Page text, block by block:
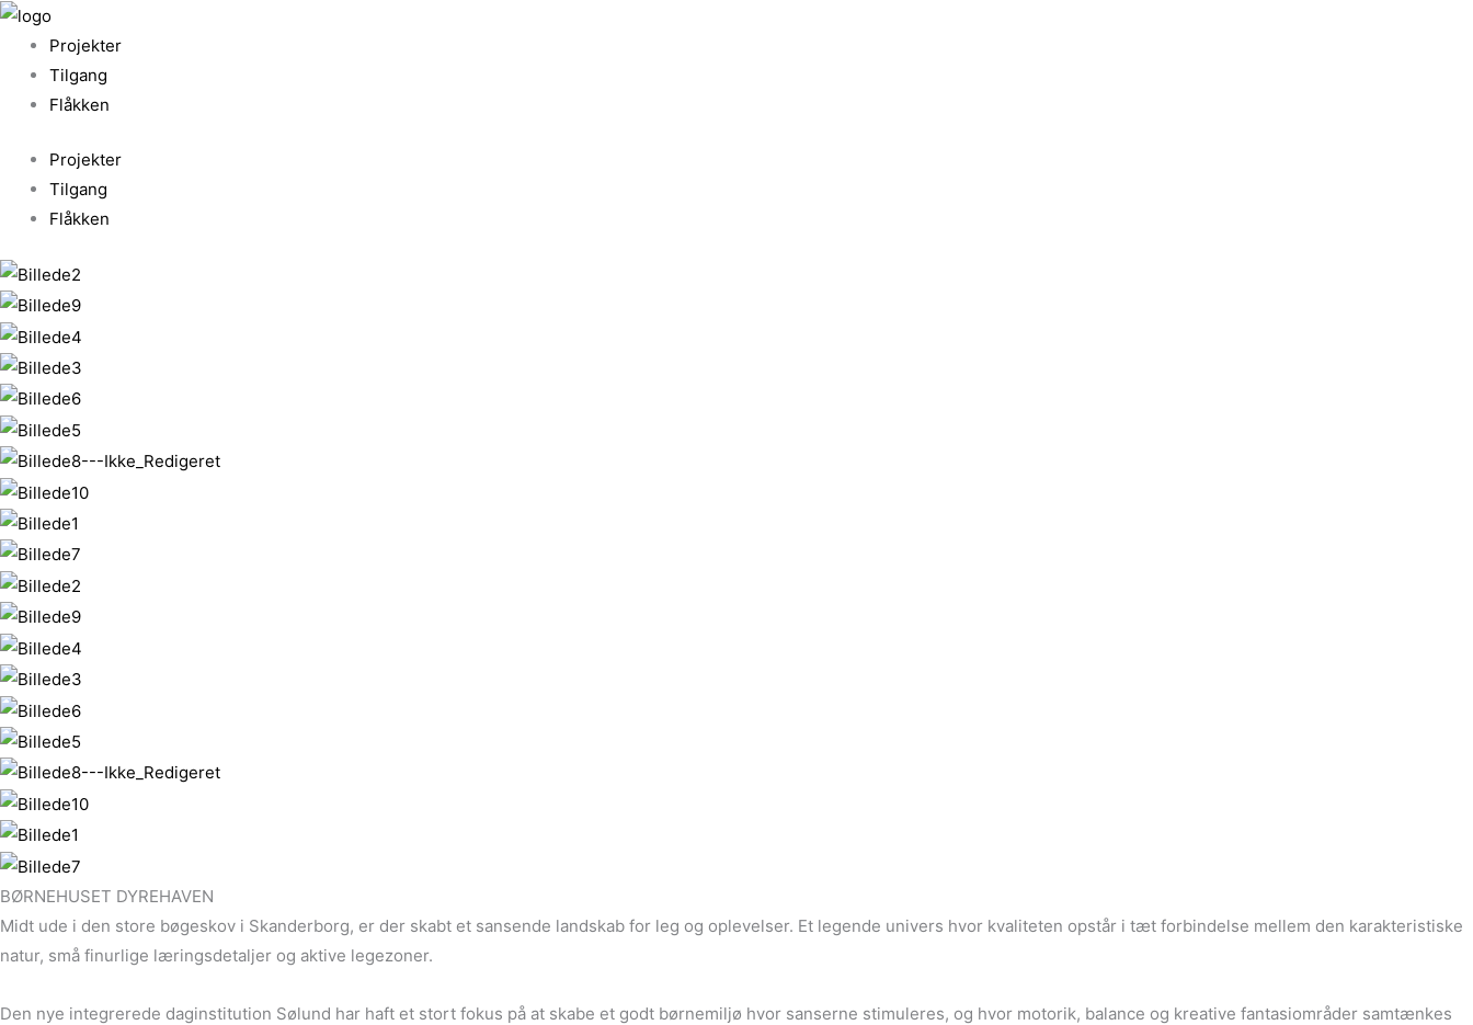
Gå
indholdet
Projekter
Tilgang
Flåkken
Projekter
Tilgang
Flåkken
BØRNEHUSET DYREHAVEN
Midt ude i den store bøgeskov i Skanderborg, er der skabt et sansende landskab for leg og oplevelser. Et legende univers hvor kvaliteten opstår i tæt forbindelse mellem den karakteristiske
natur, små finurlige læringsdetaljer og aktive legezoner.
Den nye integrerede daginstitution Sølund har haft et stort fokus på at skabe et godt børnemiljø hvor sanserne stimuleres, og hvor motorik, balance og kreative fantasiområder samtænkes